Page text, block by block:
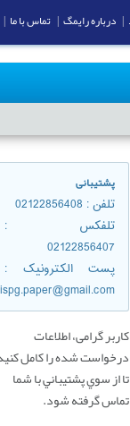
پشتیبانی
تلفن: 02122856408
تلفكس:
02122856407
پست الکترونیک:
ispg.paper@gmail.com
کاربر گرامی، اطلاعات
درخواست شده را کامل کنید
تا از سوي پشتيباني با شما
تماس گرفته شود.
درباره رایمگ تماس با ما